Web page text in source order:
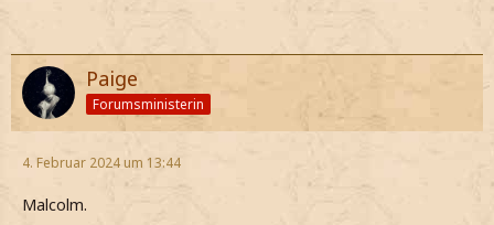
Paige
Forumsministerin
4. Februar 2024 um 13:44
Malcolm.